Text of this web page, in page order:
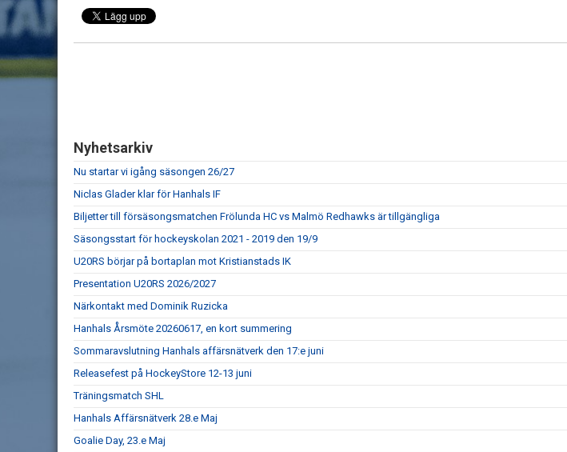
Nyhetsarkiv
Nu startar vi igång säsongen 26/27
Niclas Glader klar för Hanhals IF
Biljetter till försäsongsmatchen Frölunda HC vs Malmö Redhawks är tillgängliga
Säsongsstart för hockeyskolan 2021 - 2019 den 19/9
U20RS börjar på bortaplan mot Kristianstads IK
Presentation U20RS 2026/2027
Närkontakt med Dominik Ruzicka
Hanhals Årsmöte 20260617, en kort summering
Sommaravslutning Hanhals affärsnätverk den 17:e juni
Releasefest på HockeyStore 12-13 juni
Träningsmatch SHL
Hanhals Affärsnätverk 28.e Maj
Goalie Day, 23.e Maj